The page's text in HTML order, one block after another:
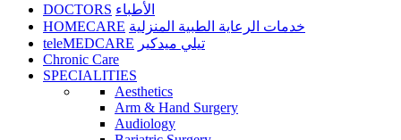
DOCTORS الأطباء
HOMECARE خدمات الرعاية الطبية المنزلية
teleMEDCARE تيلي ميدكير
Chronic Care
SPECIALITIES
Aesthetics
Arm & Hand Surgery
Audiology